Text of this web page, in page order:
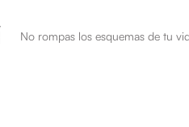
No rompas los esquemas de tu